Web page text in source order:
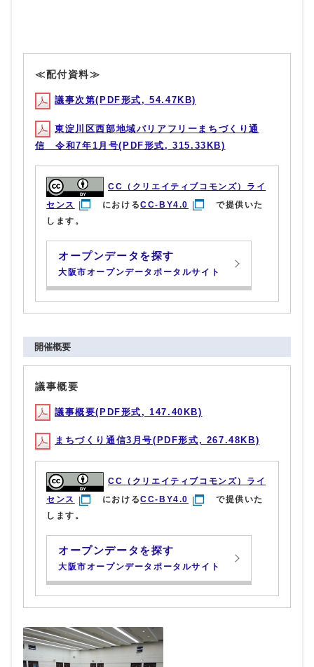
≪配付資料≫
議事次第(PDF形式, 54.47KB)
東淀川区西部地域バリアフリーまちづくり通
信 令和7年1月号(PDF形式, 315.33KB)
CC（クリエイティブコモンズ）ライ
センス
におけるCC-BY4.0
で提供いた
します。
オープンデータを探す
大阪市オープンデータポータルサイト
開催概要
議事概要
議事概要(PDF形式, 147.40KB)
まちづくり通信3月号(PDF形式, 267.48KB)
CC（クリエイティブコモンズ）ライ
センス
におけるCC-BY4.0
で提供いた
します。
オープンデータを探す
大阪市オープンデータポータルサイト